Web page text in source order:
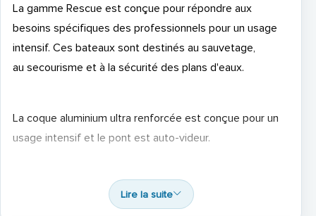
La gamme Rescue est conçue pour répondre aux
besoins spécifiques des professionnels pour un usage
intensif. Ces bateaux sont destinés au sauvetage,
au secourisme et à la sécurité des plans d'eaux.
La coque aluminium ultra renforcée est conçue pour un
usage intensif et le pont est auto-videur.
Le placement des saisines et les nombreux renforts de
tube ont été étudiés pour garantir une longévité hors
Lire la suite